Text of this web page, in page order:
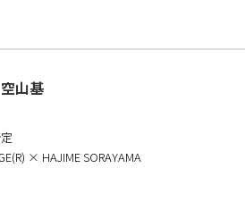
山基
× HAJIME SORAYAMA